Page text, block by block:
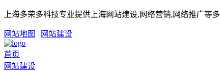
上海多荣多科技专业提供上海网站建设,网络营销,网络推广等
网站地图 | 网站建设
首页
网站建设